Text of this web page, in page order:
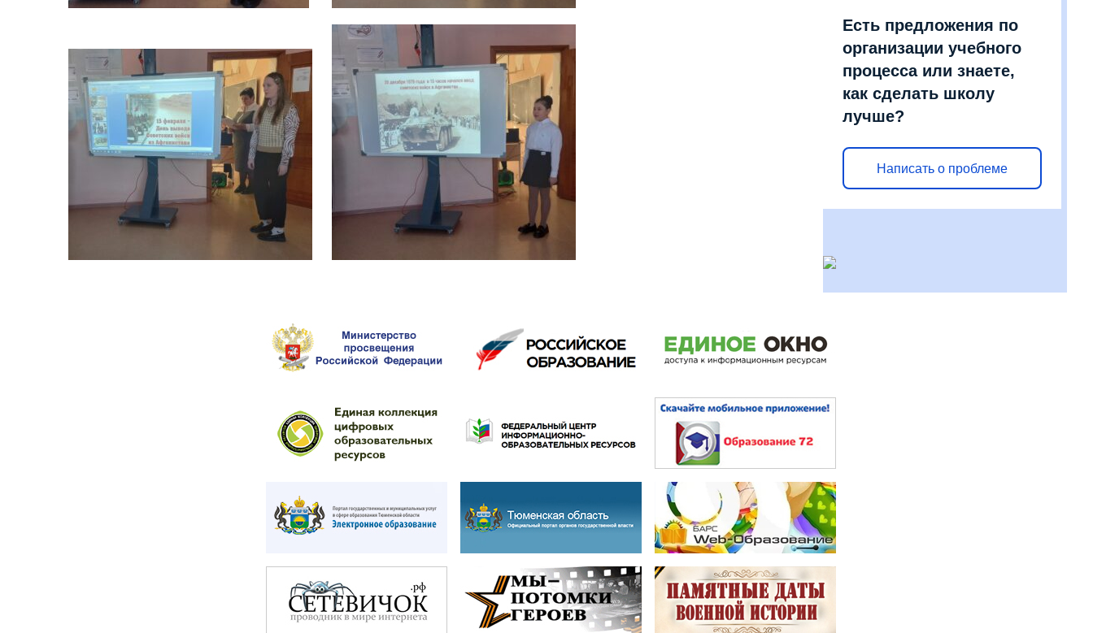
Есть предложения по
организации учебного
процесса или знаете,
как сделать школу
лучше?
Написать о проблеме